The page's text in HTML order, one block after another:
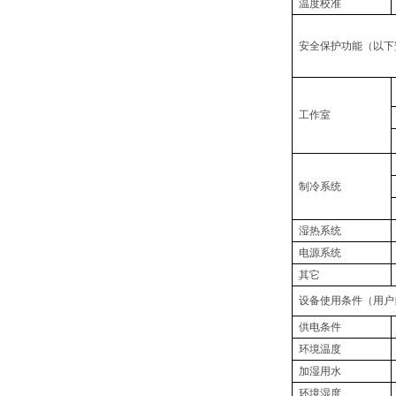
温度校准
安全保护功能（以
工作室
制冷系统
湿热系统
电源系统
其它
设备使用条件（用
供电条件
环境温度
加湿用水
环境湿度